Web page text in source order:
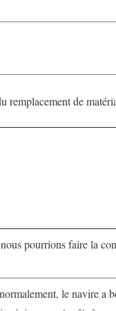
remplacement de
pourrions faire la
le navire a